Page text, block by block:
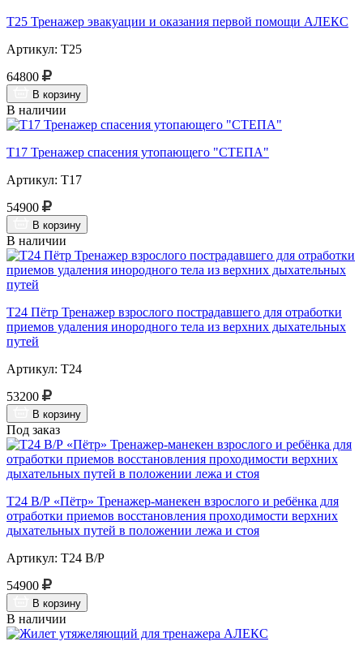
Т25 Тренажер эвакуации и оказания первой помощи АЛЕКС
Артикул: Т25
64800
В корзину
В наличии
Т17 Тренажер спасения утопающего "СТЕПА"
Артикул: Т17
54900
В корзину
В наличии
Т24 Пётр Тренажер взрослого пострадавшего для отработки
приемов удаления инородного тела из верхних дыхательных
путей
Артикул: Т24
53200
В корзину
Под заказ
Т24 В/Р «Пётр» Тренажер-манекен взрослого и ребёнка для
отработки приемов восстановления проходимости верхних
дыхательных путей в положении лежа и стоя
Артикул: Т24 В/Р
54900
В корзину
В наличии